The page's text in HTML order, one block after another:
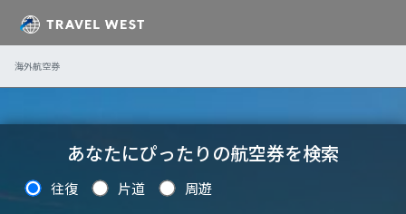
海外航空券
あなたにぴったりの航空券を検索
往復 片道 周遊